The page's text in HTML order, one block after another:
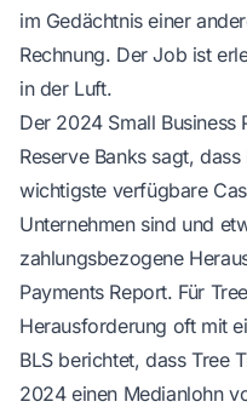
im Gedächtnis einer
Rechnung. Der Job ist
in der Luft.
Der 2024 Small Business
Reserve Banks sagt,
wichtigste verfügbare
Unternehmen sind und
zahlungsbezogene
Payments Report. Für
Herausforderung oft mit
BLS berichtet, dass Tree
2024 einen Medianlohn